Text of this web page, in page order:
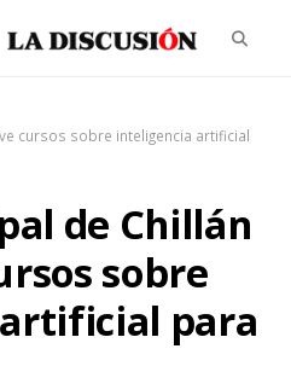
cursos sobre inteligencia artificial
de Chillán
sobre
para